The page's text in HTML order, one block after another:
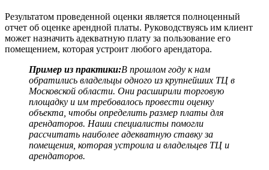
Результатом проведенной оценки является полноценный
отчет об оценке арендной платы. Руководствуясь им клиент
может назначить адекватную плату за пользование его
помещением, которая устроит любого арендатора.
Пример из практики:В прошлом году к нам
обратились владельцы одного из крупнейших ТЦ в
Московской области. Они расширили торговую
площадку и им требовалось провести оценку
объекта, чтобы определить размер платы для
арендаторов. Наши специалисты помогли
рассчитать наиболее адекватную ставку за
помещения, которая устроила и владельцев ТЦ и
арендаторов.